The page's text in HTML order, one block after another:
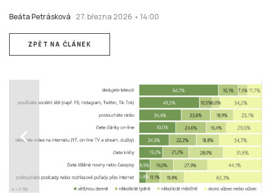
Beáta Petrásková 27. března 2026 • 14:00
ZPĚT NA ČLÁNEK
chevron_left